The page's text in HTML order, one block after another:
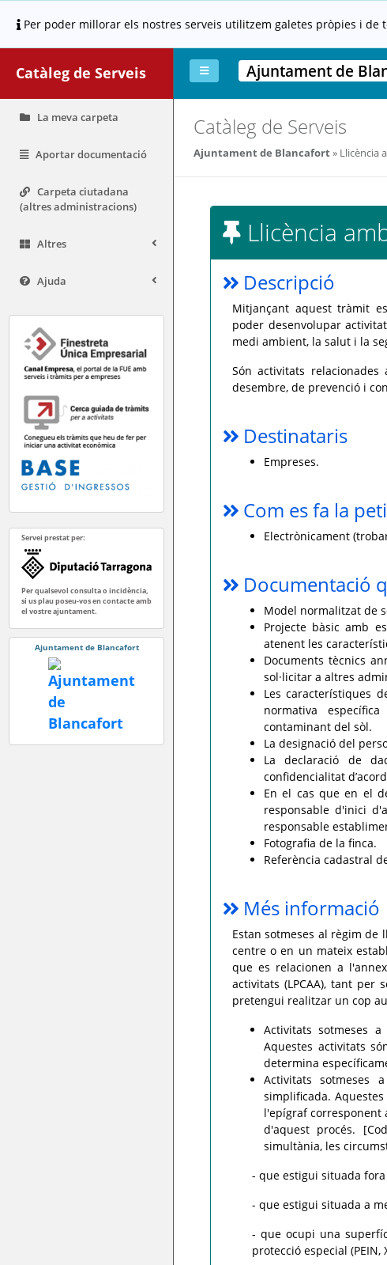
Per poder millorar els nostres serveis utilitzem galetes pròpies i
Catàleg de Serveis
La meva carpeta
Aportar documentació
Carpeta ciutadana
(altres administracions)
Altres
Ajuda
Servei prestat per:
Per qualsevol consulta o incidència,
si us plau poseu-vos en contacte amb
el vostre ajuntament.
Ajuntament de Blancafort
Ajuntament de
Catàleg de Serveis
Ajuntament de Blancafort Llicència
Llicència
Descripció
Mitjançant aquest tràmit
poder desenvolupar
medi ambient, la salut i la
Són activitats
desembre, de prevenció i
Destinataris
Empreses.
Com es fa la
Electrònicament
Documentació
Model normalitzat de
Projecte bàsic amb
atenent les
Documents tècnics
sol·licitar a altres
Les característiques
normativa
contaminant del sòl.
La designació del
La declaració de
confidencialitat
En el cas que en el
responsable d'inici
responsable
Fotografia de la finca.
Referència cadastral
Més informació
Estan sotmeses al règim
centre o en un mateix
que es relacionen a
activitats (LPCAA), tant
pretengui realitzar un cop
Activitats sotmeses
Aquestes activitats
determina
Activitats sotmeses
simplificada.
l'epígraf corresponent
d'aquest procés.
simultània, les
- que estigui situada
- que estigui situada a
- que ocupi una
protecció especial